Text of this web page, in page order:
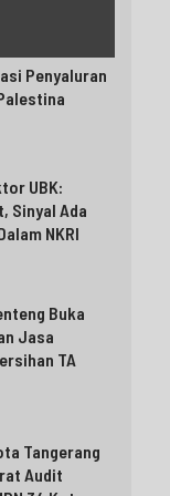
Penyaluran
UBK:
Sinyal Ada
NKRI
Buka
Jasa
TA
Tangerang
Audit